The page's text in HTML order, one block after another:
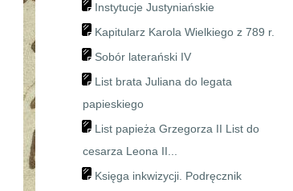
Instytucje Justyniańskie
Kapitularz Karola Wielkiego z 789 r.
Sobór laterański IV
List brata Juliana do legata
papieskiego
List papieża Grzegorza II List do
cesarza Leona II...
Księga inkwizycji. Podręcznik